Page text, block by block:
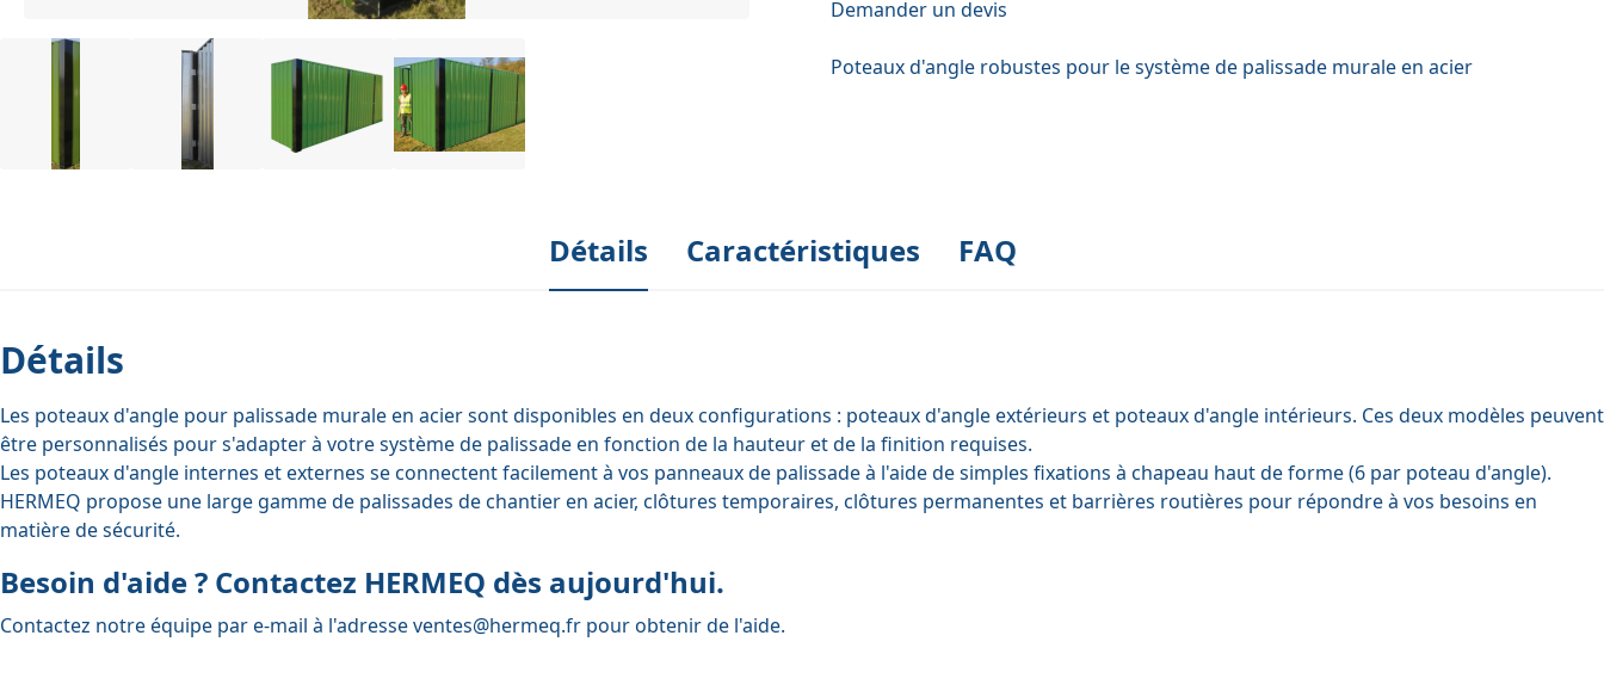
Demander un devis
Poteaux d'angle robustes pour le système de palissade murale en acier
Détails
Détails
Les poteaux d'angle pour palissade murale en acier sont disponibles en deux configurations : poteaux d'angle extérieurs et poteaux d'angle intérieurs. Ces deux modèles peuvent
être personnalisés pour s'adapter à votre système de palissade en fonction de la hauteur et de la finition requises.
Les poteaux d'angle internes et externes se connectent facilement à vos panneaux de palissadeà l'aide de simples fixations à chapeau haut de forme(6 par poteau d'angle).
HERMEQ propose une large gamme de palissades de chantier en acier, clôtures temporaires, clôtures permanentes et barrières routières pour répondre à vos besoins en
matière de sécurité.
Besoin d'aide ? Contactez HERMEQ dès aujourd'hui.
Contactez notre équipe par e-mail à l'adresseventes@hermeq.fr pour obtenir de l'aide.
Caractéristiques FAQ